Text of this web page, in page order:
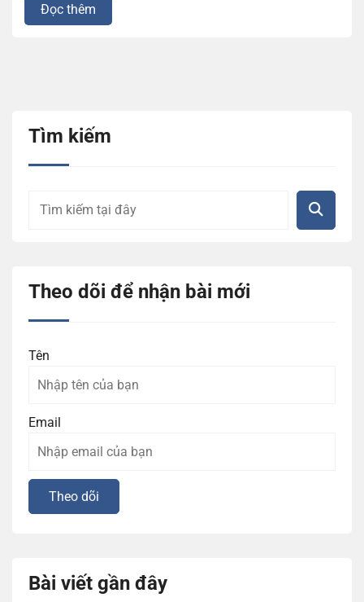
Đọc thêm
Tìm kiếm
Theo dõi để nhận bài mới
Tên
Email
Bài viết gần đây